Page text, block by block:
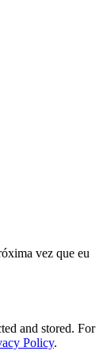
vez que eu
and stored. For
Policy.